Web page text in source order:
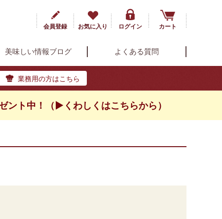
会員登録
お気に入り ログイン カート
美味しい情報ブログ よくある質問
業務用の方はこちら
ント中！（▶くわしくはこちらから）